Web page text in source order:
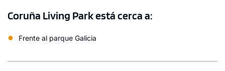
Coruña Living Park está cerca a:
● Frente al parque Galicia